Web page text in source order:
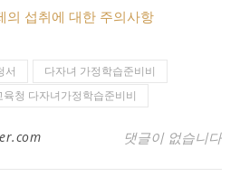
의 섭취에 대한 주의사항
서
다자녀 가정학습준비비
육청 다자녀가정학습준비비
댓글이 없습니다